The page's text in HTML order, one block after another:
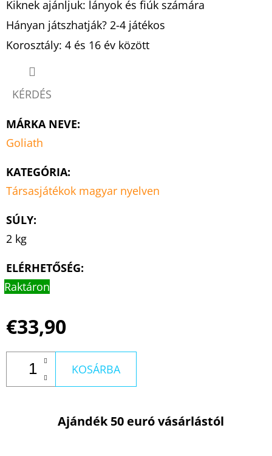
Kiknek ajánljuk: lányok és fiúk számára
Hányan játszhatják? 2-4 játékos
Korosztály: 4 és 16 év között
KÉRDÉS
MÁRKA NEVE:
Goliath
KATEGÓRIA:
Társasjátékok magyar nyelven
SÚLY:
2 kg
ELÉRHETŐSÉG:
Raktáron
€33,90
KOSÁRBA
Ajándék 50 euró vásárlástól